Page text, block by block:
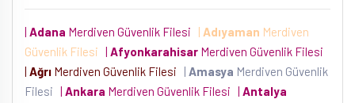
| Adana Merdiven Güvenlik Filesi | Adıyaman Merdiven
Güvenlik Filesi | Afyonkarahisar Merdiven Güvenlik Filesi
| Ağrı Merdiven Güvenlik Filesi | Amasya Merdiven Güvenlik
Filesi | Ankara Merdiven Güvenlik Filesi | Antalya